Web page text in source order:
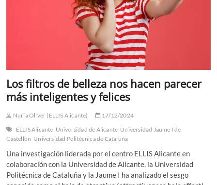
Los filtros de belleza nos hacen parecer
más inteligentes y felices
Nuria Oliver (ELLIS Alicante)
17/12/2024
ELLIS Alicante Universidad de Alicante Universidad Jaume I de
Castellón Universidad Politécnica de Cataluña
Una investigación liderada por el centro ELLIS Alicante en
colaboración con la Universidad de Alicante, la Universidad
Politécnica de Cataluña y la Jaume I ha analizado el sesgo